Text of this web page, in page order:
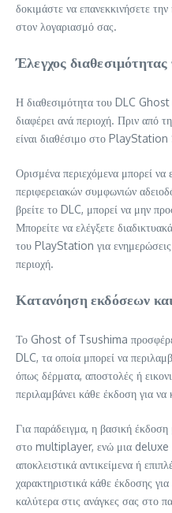
δοκιμάστε να επανεκκινήσετε
στον λογαριασμό σας.
Έλεγχος
Η διαθεσιμότητα του DLC
διαφέρει ανά περιοχή. Πριν από
είναι διαθέσιμο στο
Ορισμένα περιεχόμενα μπορεί να
περιφερειακών συμφωνιών
βρείτε το DLC, μπορεί να μην
Μπορείτε να ελέγξετε
του PlayStation για ενημερώσεις
περιοχή.
Κατανόηση εκδόσεων
Το Ghost of Tsushima
DLC, τα οποία μπορεί να
όπως δέρματα, αποστολές ή
περιλαμβάνει κάθε έκδοση για
Για παράδειγμα, η βασική
στο multiplayer, ενώ μια deluxe
αποκλειστικά αντικείμενα ή
χαρακτηριστικά κάθε έκδοσης για
καλύτερα στις ανάγκες σας στο